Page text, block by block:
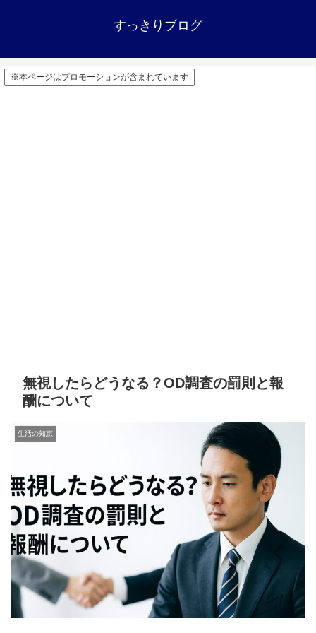
すっきりブログ
※本ページはプロモーションが含まれています
無視したらどうなる？OD調査の罰則と報
酬について
生活の知恵